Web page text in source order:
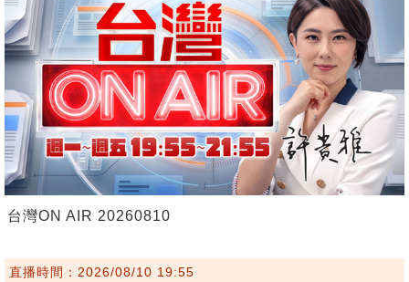
台灣ON AIR 20260810
直播時間：2026/08/10 19:55